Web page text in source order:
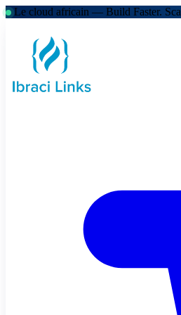
Le cloud africain — Build Faster.